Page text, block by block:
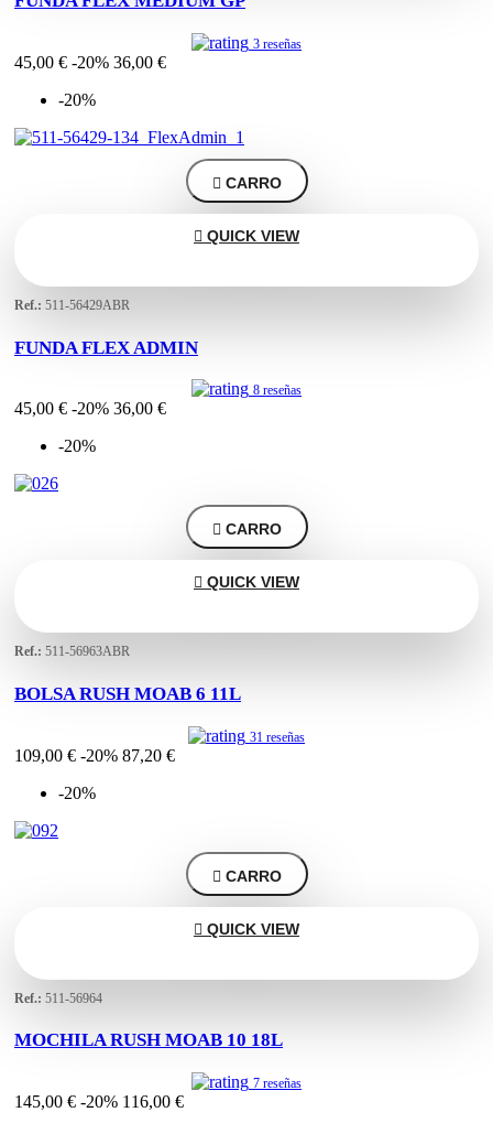
3 reseñas
45,00 € -20% 36,00 €
-20%
 CARRO
 QUICK VIEW
Ref.: 511-56429ABR
FUNDA FLEX ADMIN
8 reseñas
45,00 € -20% 36,00 €
-20%
 CARRO
 QUICK VIEW
Ref.: 511-56963ABR
BOLSA RUSH MOAB 6 11L
31 reseñas
109,00 € -20% 87,20 €
-20%
 CARRO
 QUICK VIEW
Ref.: 511-56964
MOCHILA RUSH MOAB 10 18L
7 reseñas
145,00 € -20% 116,00 €